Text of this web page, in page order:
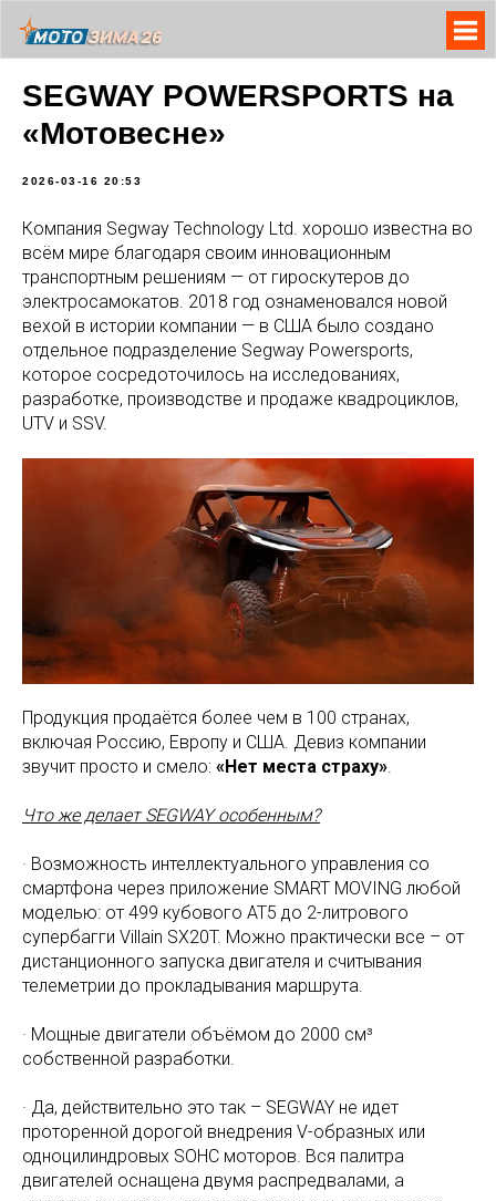
SEGWAY POWERSPORTS на
«Мотовесне»
2026-03-16 20:53
Компания Segway Technology Ltd. хорошо известна во
всём мире благодаря своим инновационным
транспортным решениям — от гироскутеров до
электросамокатов. 2018 год ознаменовался новой
вехой в истории компании — в США было создано
отдельное подразделение Segway Powersports,
которое сосредоточилось на исследованиях,
разработке, производстве и продаже квадроциклов,
UTV и SSV.
Продукция продаётся более чем в 100 странах,
включая Россию, Европу и США. Девиз компании
звучит просто и смело: «Нет места страху».
Что же делает SEGWAY особенным?
· Возможность интеллектуального управления со
смартфона через приложение SMART MOVING любой
моделью: от 499 кубового AT5 до 2-литрового
супербагги Villain SX20T. Можно практически все – от
дистанционного запуска двигателя и считывания
телеметрии до прокладывания маршрута.
· Мощные двигатели объёмом до 2000 см³
собственной разработки.
· Да, действительно это так – SEGWAY не идет
проторенной дорогой внедрения V-образных или
одноцилиндровых SOHC моторов. Вся палитра
двигателей оснащена двумя распредвалами, а